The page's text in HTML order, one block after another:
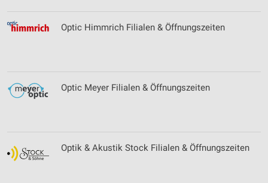
Optic Himmrich Filialen & Öffnungszeiten
Optic Meyer Filialen & Öffnungszeiten
Optik & Akustik Stock Filialen & Öffnungszeiten